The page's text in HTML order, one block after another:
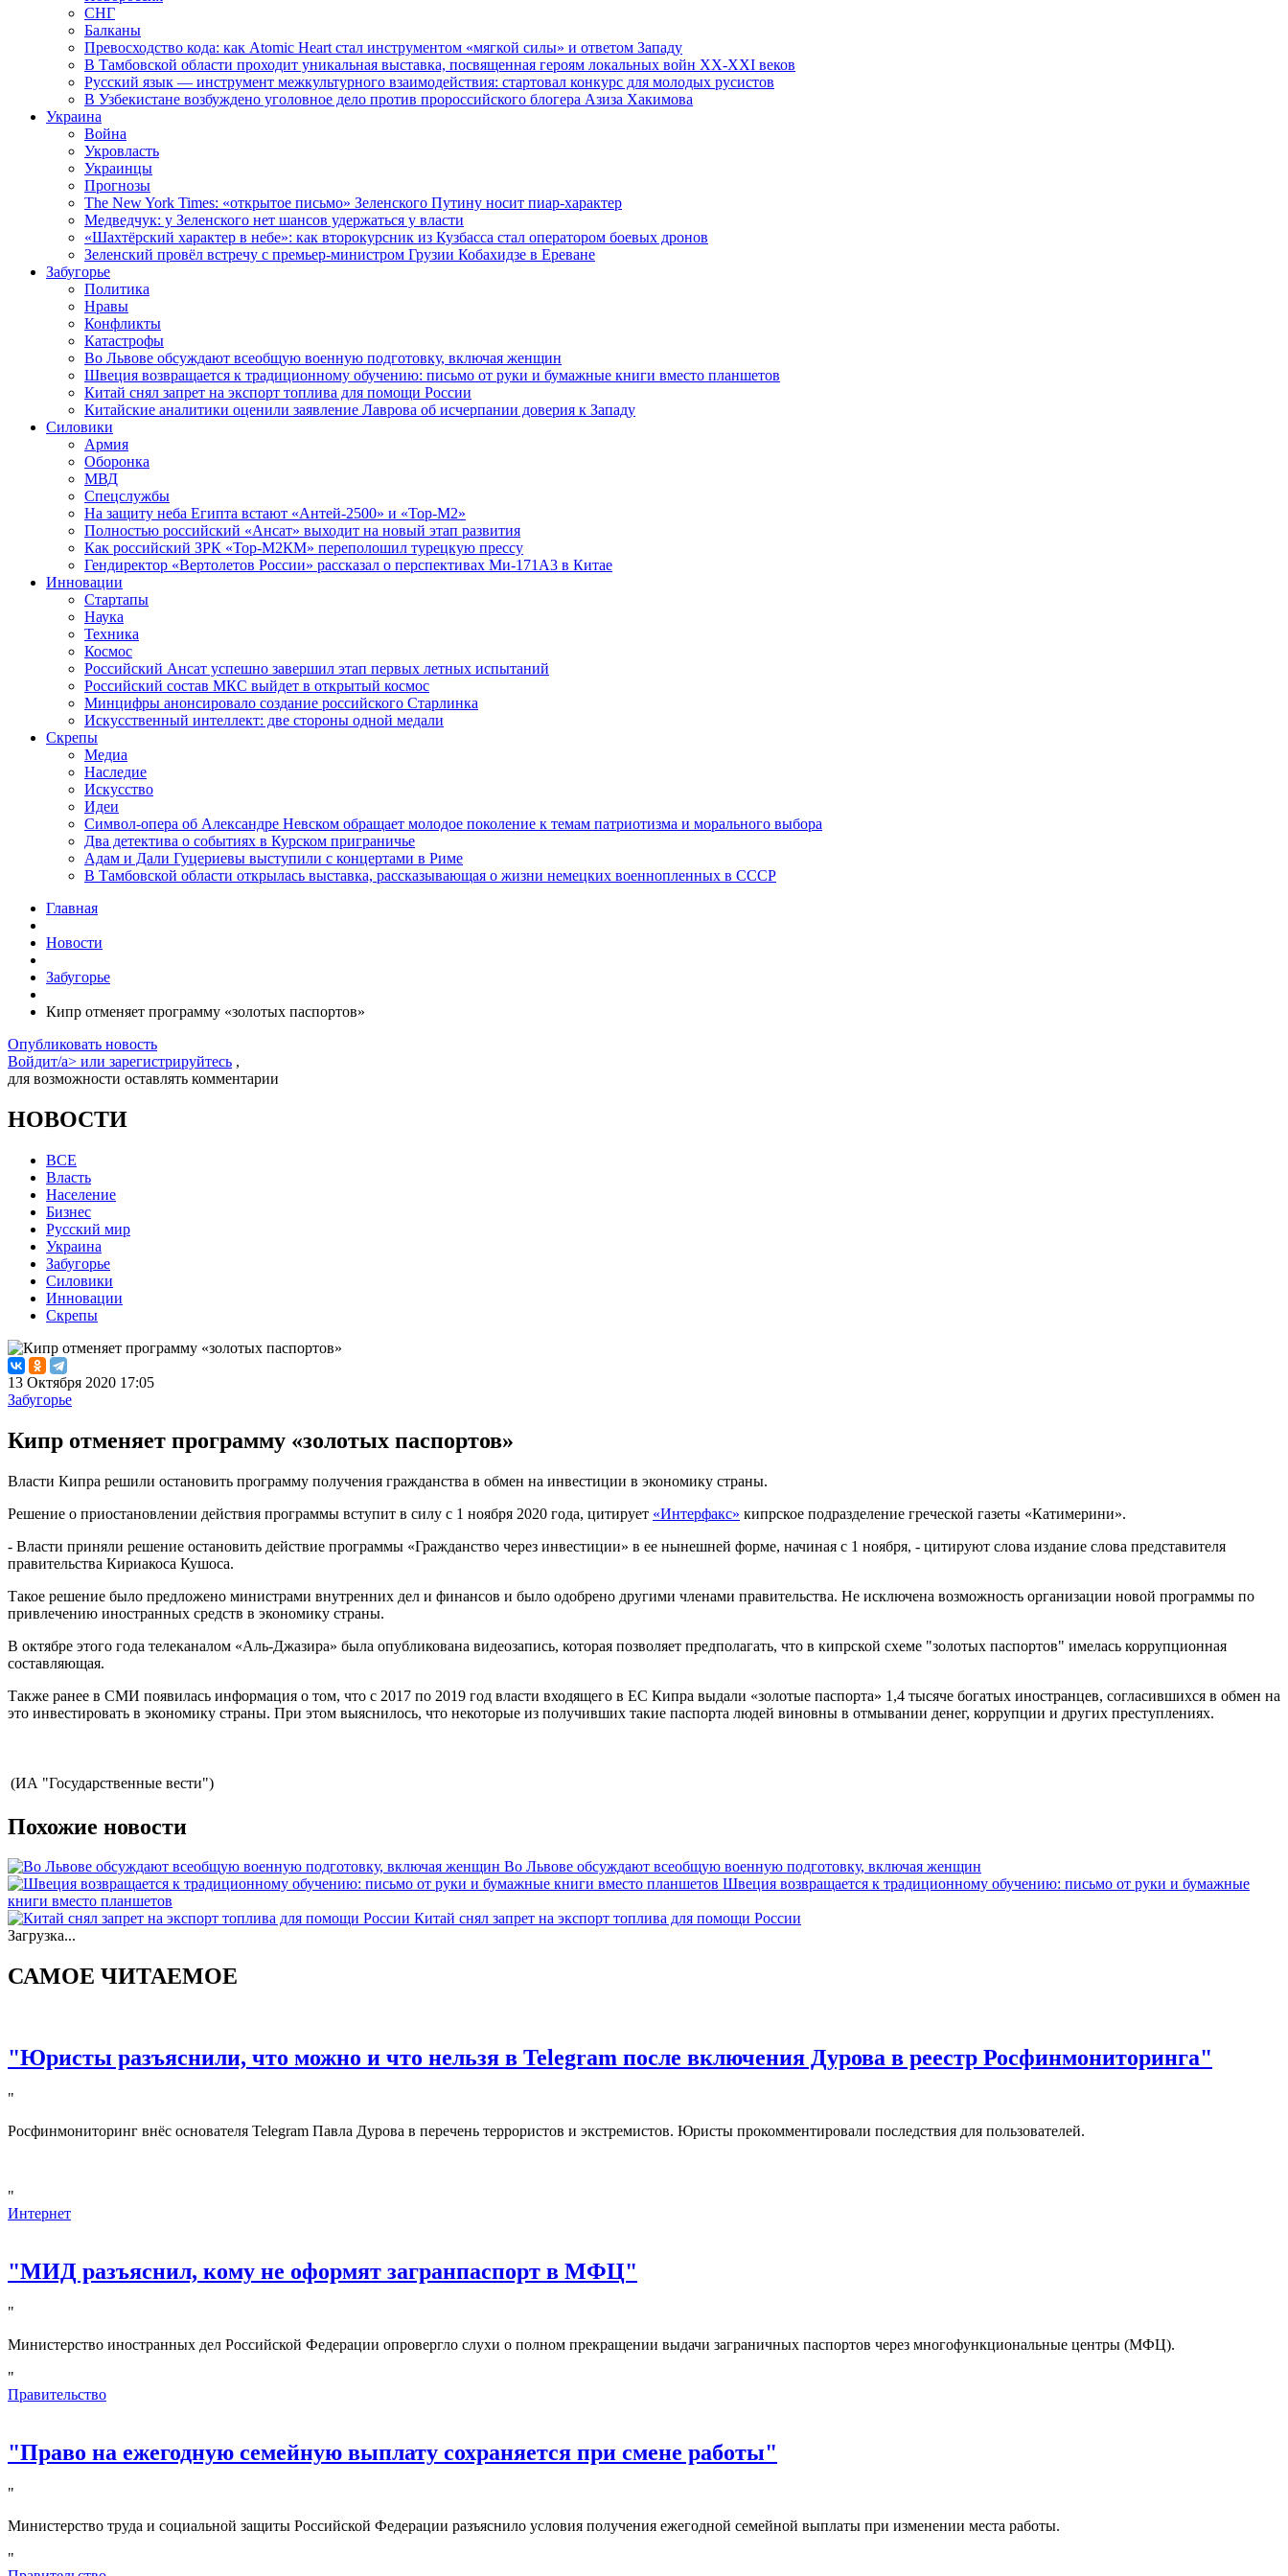
СНГ
Балканы
Превосходство кода: как Atomic Heart стал инструментом «мягкой силы» и ответом Западу
В Тамбовской области проходит уникальная выставка, посвященная героям локальных войн XX-XXI веков
Русский язык — инструмент межкультурного взаимодействия: стартовал конкурс для молодых русистов
В Узбекистане возбуждено уголовное дело против пророссийского блогера Азиза Хакимова
Украина
Война
Укровласть
Украинцы
Прогнозы
The New York Times: «открытое письмо» Зеленского Путину носит пиар-характер
Медведчук: у Зеленского нет шансов удержаться у власти
«Шахтёрский характер в небе»: как второкурсник из Кузбасса стал оператором боевых дронов
Зеленский провёл встречу с премьер-министром Грузии Кобахидзе в Ереване
Забугорье
Политика
Нравы
Конфликты
Катастрофы
Во Львове обсуждают всеобщую военную подготовку, включая женщин
Швеция возвращается к традиционному обучению: письмо от руки и бумажные книги вместо планшетов
Китай снял запрет на экспорт топлива для помощи России
Китайские аналитики оценили заявление Лаврова об исчерпании доверия к Западу
Силовики
Армия
Оборонка
МВД
Спецслужбы
На защиту неба Египта встают «Антей-2500» и «Тор-М2»
Полностью российский «Ансат» выходит на новый этап развития
Как российский ЗРК «Тор-М2КМ» переполошил турецкую прессу
Гендиректор «Вертолетов России» рассказал о перспективах Ми-171А3 в Китае
Инновации
Стартапы
Наука
Техника
Космос
Российский Ансат успешно завершил этап первых летных испытаний
Российский состав МКС выйдет в открытый космос
Минцифры анонсировало создание российского Старлинка
Искусственный интеллект: две стороны одной медали
Скрепы
Медиа
Наследие
Искусство
Идеи
Символ-опера об Александре Невском обращает молодое поколение к темам патриотизма и морального выбора
Два детектива о событиях в Курском приграничье
Адам и Дали Гуцериевы выступили с концертами в Риме
В Тамбовской области открылась выставка, рассказывающая о жизни немецких военнопленных в СССР
Главная
Новости
Забугорье
Кипр отменяет программу «золотых паспортов»
Опубликовать новость
Войдит/a> или зарегистрируйтесь ,
для возможности оставлять комментарии
НОВОСТИ
ВСЕ
Власть
Население
Бизнес
Русский мир
Украина
Забугорье
Силовики
Инновации
Скрепы
13 Октября 2020 17:05
Забугорье
Кипр отменяет программу «золотых паспортов»
Власти Кипра решили остановить программу получения гражданства в обмен на инвестиции в экономику страны.
Решение о приостановлении действия программы вступит в силу с 1 ноября 2020 года, цитирует «Интерфакс» кипрское подразделение греческой газеты «Катимерини».
- Власти приняли решение остановить действие программы «Гражданство через инвестиции» в ее нынешней форме, начиная с 1 ноября, - цитируют слова издание слова представителя
правительства Кириакоса Кушоса.
Такое решение было предложено министрами внутренних дел и финансов и было одобрено другими членами правительства. Не исключена возможность организации новой программы по
привлечению иностранных средств в экономику страны.
В октябре этого года телеканалом «Аль-Джазира» была опубликована видеозапись, которая позволяет предполагать, что в кипрской схеме "золотых паспортов" имелась коррупционная
составляющая.
Также ранее в СМИ появилась информация о том, что с 2017 по 2019 год власти входящего в ЕС Кипра выдали «золотые паспорта» 1,4 тысяче богатых иностранцев, согласившихся в обмен на
это инвестировать в экономику страны. При этом выяснилось, что некоторые из получивших такие паспорта людей виновны в отмывании денег, коррупции и других преступлениях.
(ИА "Государственные вести")
Похожие новости
Во Львове обсуждают всеобщую военную подготовку, включая женщин
Швеция возвращается к традиционному обучению: письмо от руки и бумажные
книги вместо планшетов
Китай снял запрет на экспорт топлива для помощи России
Загрузка...
САМОЕ ЧИТАЕМОЕ
"Юристы разъяснили, что можно и что нельзя в Telegram после включения Дурова в реестр Росфинмониторинга"
"
Росфинмониторинг внёс основателя Telegram Павла Дурова в перечень террористов и экстремистов. Юристы прокомментировали последствия для пользователей.
"
Интернет
"МИД разъяснил, кому не оформят загранпаспорт в МФЦ"
"
Министерство иностранных дел Российской Федерации опровергло слухи о полном прекращении выдачи заграничных паспортов через многофункциональные центры (МФЦ).
"
Правительство
"Право на ежегодную семейную выплату сохраняется при смене работы"
"
Министерство труда и социальной защиты Российской Федерации разъяснило условия получения ежегодной семейной выплаты при изменении места работы.
"